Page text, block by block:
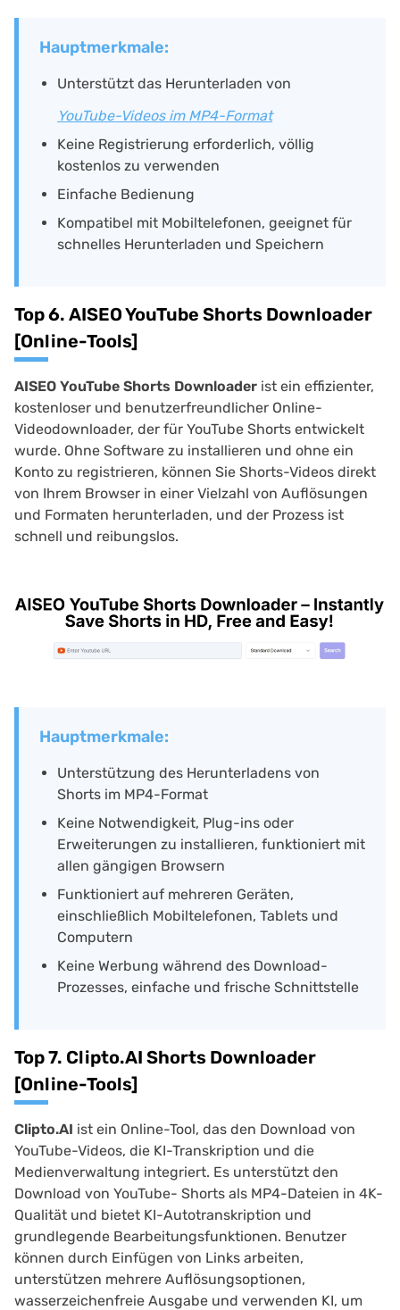
Hauptmerkmale:
Unterstützt das Herunterladen von
YouTube-Videos im MP4-Format
Keine Registrierung erforderlich, völlig
kostenlos zu verwenden
Einfache Bedienung
Kompatibel mit Mobiltelefonen, geeignet für
schnelles Herunterladen und Speichern
Top 6. AISEO YouTube Shorts Downloader
[Online-Tools]
AISEO YouTube Shorts Downloader ist ein effizienter,
kostenloser und benutzerfreundlicher Online-
Videodownloader, der für YouTube Shorts entwickelt
wurde. Ohne Software zu installieren und ohne ein
Konto zu registrieren, können Sie Shorts-Videos direkt
von Ihrem Browser in einer Vielzahl von Auflösungen
und Formaten herunterladen, und der Prozess ist
schnell und reibungslos.
Hauptmerkmale:
Unterstützung des Herunterladens von
Shorts im MP4-Format
Keine Notwendigkeit, Plug-ins oder
Erweiterungen zu installieren, funktioniert mit
allen gängigen Browsern
Funktioniert auf mehreren Geräten,
einschließlich Mobiltelefonen, Tablets und
Computern
Keine Werbung während des Download-
Prozesses, einfache und frische Schnittstelle
Top 7. Clipto.AI Shorts Downloader
[Online-Tools]
Clipto.AI ist ein Online-Tool, das den Download von
YouTube-Videos, die KI-Transkription und die
Medienverwaltung integriert. Es unterstützt den
Download von YouTube- Shorts als MP4-Dateien in 4K-
Qualität und bietet KI-Autotranskription und
grundlegende Bearbeitungsfunktionen. Benutzer
können durch Einfügen von Links arbeiten,
unterstützen mehrere Auflösungsoptionen,
wasserzeichenfreie Ausgabe und verwenden KI, um